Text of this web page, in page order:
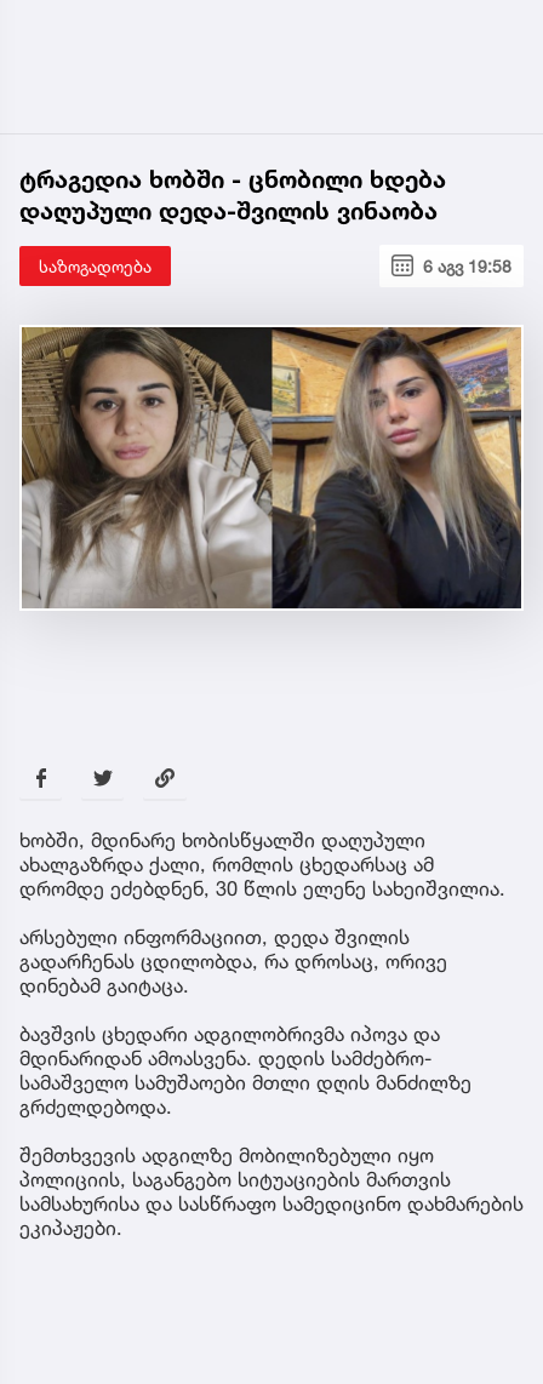
ტრაგედია ხობში - ცნობილი ხდება
დაღუპული დედა-შვილის ვინაობა
საზოგადოება 6 აგვ 19:58
ხობში, მდინარე ხობისწყალში დაღუპული
ახალგაზრდა ქალი, რომლის ცხედარსაც ამ
დრომდე ეძებდნენ, 30 წლის ელენე სახეიშვილია.
არსებული ინფორმაციით, დედა შვილის
გადარჩენას ცდილობდა, რა დროსაც, ორივე
დინებამ გაიტაცა.
ბავშვის ცხედარი ადგილობრივმა იპოვა და
მდინარიდან ამოასვენა. დედის სამძებრო-
სამაშველო სამუშაოები მთლი დღის მანძილზე
გრძელდებოდა.
შემთხვევის ადგილზე მობილიზებული იყო
პოლიციის, საგანგებო სიტუაციების მართვის
სამსახურისა და სასწრაფო სამედიცინო დახმარების
ეკიპაჟები.